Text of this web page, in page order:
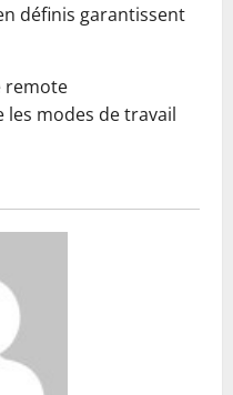
définis garantissent
remote
modes de travail